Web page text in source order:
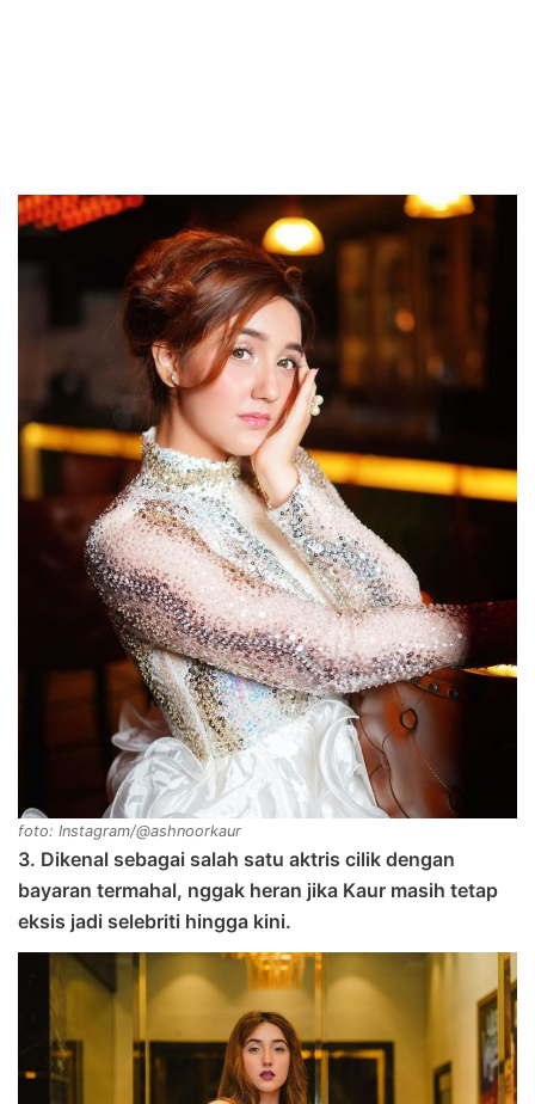
foto: Instagram/@ashnoorkaur
3. Dikenal sebagai salah satu aktris cilik dengan
bayaran termahal, nggak heran jika Kaur masih tetap
eksis jadi selebriti hingga kini.